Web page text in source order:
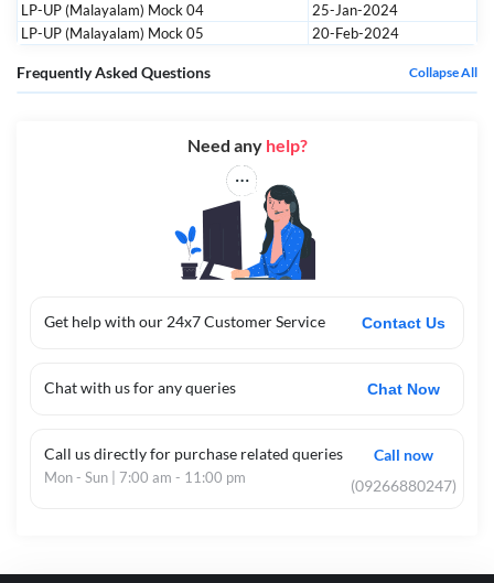
LP-UP (Malayalam) Mock 04
25-Jan-2024
LP-UP (Malayalam) Mock 05
20-Feb-2024
Frequently Asked Questions Collapse All
Get help with our 24x7 Customer Service Contact Us
Chat with us for any queries Chat Now
Call us directly for purchase related queries
Mon - Sun | 7:00 am - 11:00 pm
Call now
(09266880247)
Need any help?